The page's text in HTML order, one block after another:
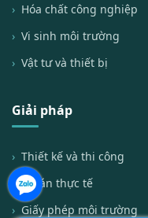
Hóa chất công nghiệp
Vi sinh môi trường
Vật tư và thiết bị
Giải pháp
Thiết kế và thi công
Dự án thực tế
Giấy phép môi trường